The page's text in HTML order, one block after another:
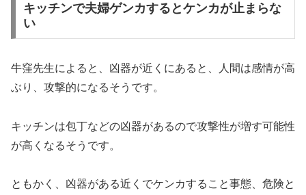
キッチンで夫婦ゲンカするとケンカが止まらな
い
牛窪先生によると、凶器が近くにあると、人間は感情が高
ぶり、攻撃的になるそうです。
キッチンは包丁などの凶器があるので攻撃性が増す可能性
が高くなるそうです。
ともかく、凶器がある近くでケンカすること事態、危険と